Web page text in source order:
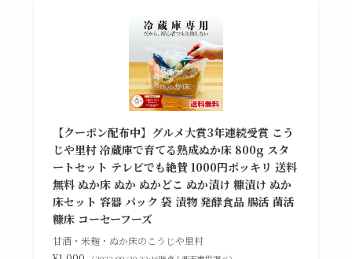
【クーポン配布中】グルメ大賞3年連続受賞 こう
じや里村 冷蔵庫で育てる熟成ぬか床 800g スタ
ートセット テレビでも絶賛 1000円ポッキリ 送料
無料 ぬか床 ぬか ぬかどこ ぬか漬け 糠漬け ぬか
床セット 容器 パック 袋 漬物 発酵食品 腸活 菌活
糠床 コーセーフーズ
甘酒・米麹・ぬか床のこうじや里村